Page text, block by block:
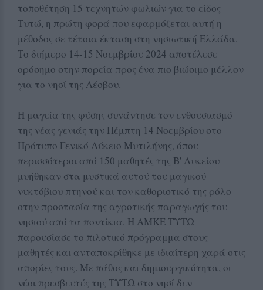
τοποθέτηση 15 τεχνητών φωλιών για το είδος
Τυτώ, η πρώτη φορά που εφαρμόζεται αυτή η
μέθοδος σε τέτοια έκταση στη νησιωτική Ελλάδα.
Το διήμερο 14-15 Νοεμβρίου 2024 αποτέλεσε
ορόσημο στην πορεία προς ένα πιο βιώσιμο μέλλον
για το νησί της Λέσβου.
Η μαγεία της φύσης συνάντησε τον ενθουσιασμό
της νέας γενιάς την Πέμπτη 14 Νοεμβρίου στο
Πρότυπο Γενικό Λύκειο Μυτιλήνης, όπου
περισσότεροι από 150 μαθητές της Β' Λυκείου
μυήθηκαν στα μυστικά αυτού του μαγικού
νυκτόβιου πτηνού και τον καθοριστικό της ρόλο
στην προστασία της αγροτικής παραγωγής του
νησιού από τα ποντίκια. Η ΑΜΚΕ ΤΥΤΩ
παρουσίασε το πιλοτικό πρόγραμμα στους
μαθητές και ανταποκρίθηκε με ιδιαίτερη χαρά στις
απορίες τους. Με πάθος και δημιουργικότητα, οι
νέοι πρεσβευτές της ΤΥΤΩ στο νησί δεν